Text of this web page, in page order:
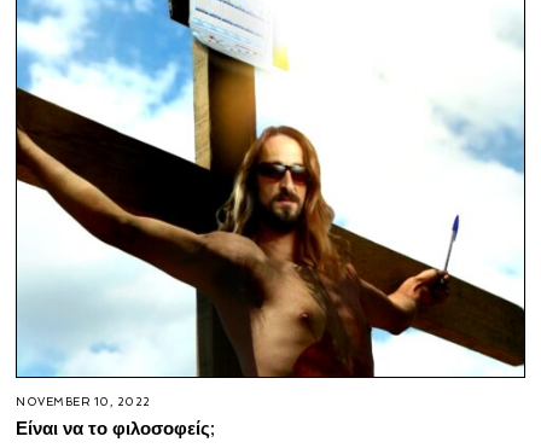
NOVEMBER 10, 2022
Είναι να το φιλοσοφείς;